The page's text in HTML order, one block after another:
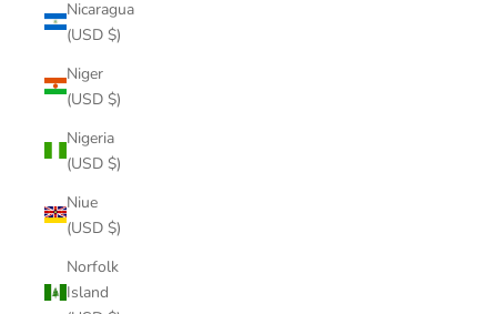
Nicaragua
(USD $)
Niger
(USD $)
Nigeria
(USD $)
Niue
(USD $)
Norfolk
Island